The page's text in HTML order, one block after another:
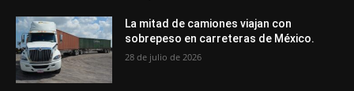
La mitad de camiones viajan con
sobrepeso en carreteras de México.
28 de julio de 2026